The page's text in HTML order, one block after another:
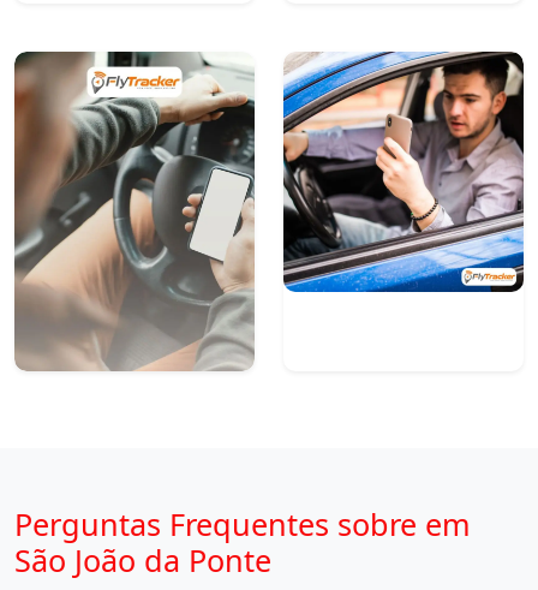
Perguntas Frequentes sobre em
São João da Ponte